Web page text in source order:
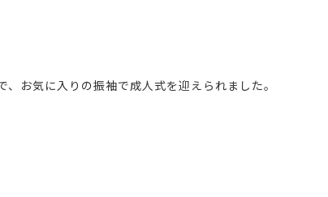
お気に入りの振袖で成人式を迎えられました。